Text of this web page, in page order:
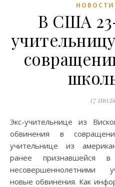
В США
17
Экс-учительнице из Висконсина предъявили новые
обвинения в
учительнице из
ранее признавшейся
несовершеннолетними
новые обвинения. Как